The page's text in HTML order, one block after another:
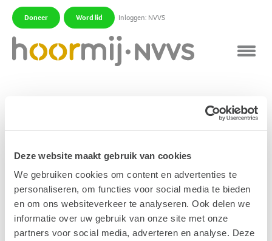
Deze website maakt gebruik van cookies
We gebruiken cookies om content en advertenties te
personaliseren, om functies voor social media te bieden
en om ons websiteverkeer te analyseren. Ook delen we
informatie over uw gebruik van onze site met onze
partners voor social media, adverteren en analyse. Deze
Doneer Word lid Inloggen: NVVS
Electrohypersensitiviteit
en elektrische velden afkomstig van UMTS-masten,
Onder deze groep gehinderden bevinden zich ook
mensen die last hebben van het dagelijks geluid en
Publicatiedatum: 30 november 2011